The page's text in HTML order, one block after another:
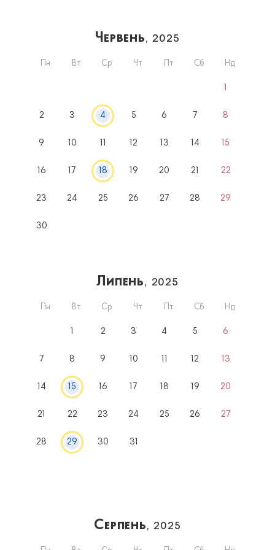
Червень, 2025
Пн Вт Ср Чт Пт Сб Нд
1
2 3 4 5 6 7 8
9 10 11 12 13 14 15
16 17 18 19 20 21 22
23 24 25 26 27 28 29
30
Липень, 2025
Пн Вт Ср Чт Пт Сб Нд
2 3 4 5 6
7 8 9 10 12 13
14 15 16 17 18 19 20
21 22 23 24 25 26 27
28 29 30 31
Серпень, 2025